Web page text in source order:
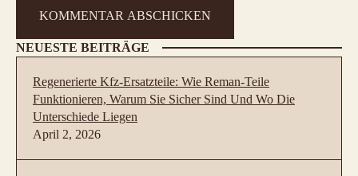
NEUESTE BEITRÄGE
Regenerierte Kfz-Ersatzteile: Wie Reman-Teile
Funktionieren, Warum Sie Sicher Sind Und Wo Die
Unterschiede Liegen
April 2, 2026